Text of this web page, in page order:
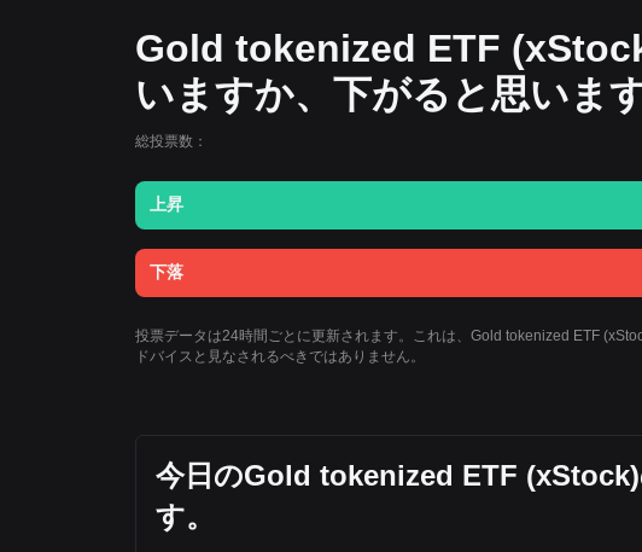
Gold tokenized ETF
いますか、下がると思いま
総投票数：
上昇
下落
投票データは24時間ごとに更新されます。これは、Gold tokenized ETF
ドバイスと見なされるべきではありません。
今日のGold tokenized ETF
す。